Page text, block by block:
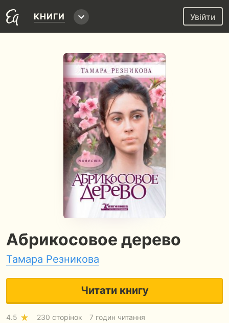
КНИГИ Увійти
Абрикосовое дерево
Тамара Резникова
Читати книгу
4.5 230 сторінок 7 годин читання